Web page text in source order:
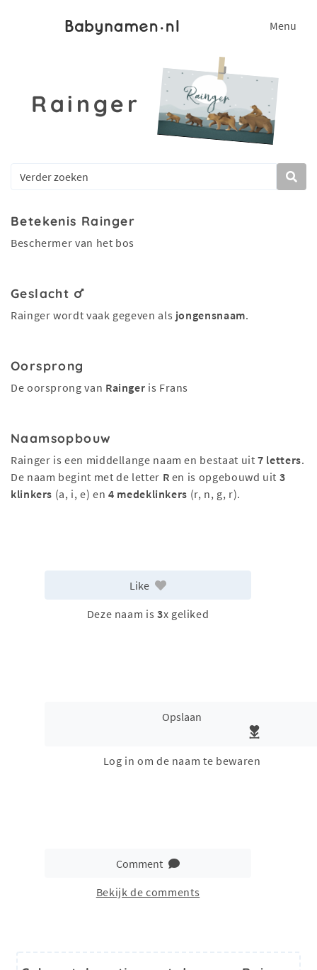
Menu
Rainger
Betekenis Rainger
Beschermer van het bos
Geslacht
Rainger wordt vaak gegeven als jongensnaam.
Oorsprong
De oorsprong van Rainger is Frans
Naamsopbouw
Rainger is een middellange naam en bestaat uit7 letters.
De naam begint met de letter R en is opgebouwd uit 3
klinkers (a, i, e) en4 medeklinkers (r, n, g, r).
Like
Deze naam is 3x geliked
Opslaan
Log in om de naam te bewaren
Comment
Bekijk de comments